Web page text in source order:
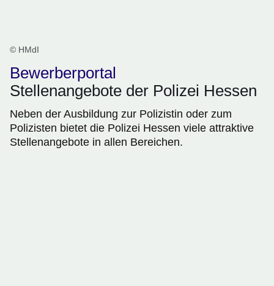
© HMdI
Bewerberportal
Stellenangebote der Polizei Hessen
Neben der Ausbildung zur Polizistin oder zum
Polizisten bietet die Polizei Hessen viele attraktive
Stellenangebote in allen Bereichen.